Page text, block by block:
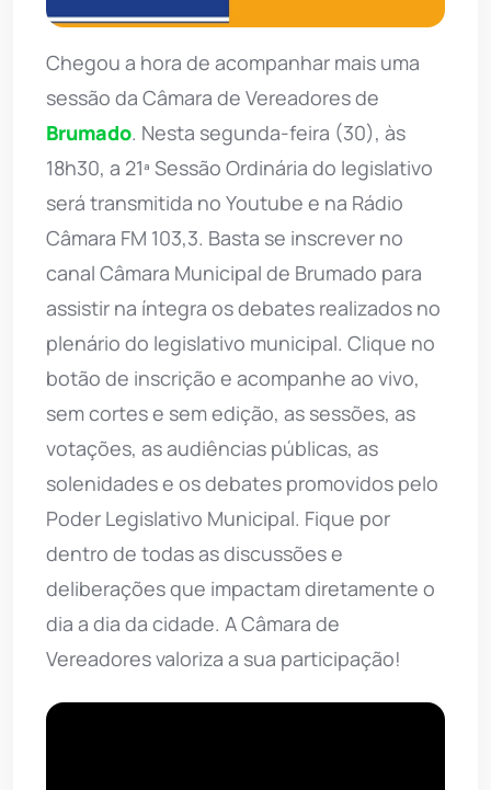
Chegou a hora de acompanhar mais uma
sessão da Câmara de Vereadores de
Brumado. Nesta segunda-feira (30), às
18h30, a 21ª Sessão Ordinária do legislativo
será transmitida no Youtube e na Rádio
Câmara FM 103,3. Basta se inscrever no
canal Câmara Municipal de Brumado para
assistir na íntegra os debates realizados no
plenário do legislativo municipal. Clique no
botão de inscrição e acompanhe ao vivo,
sem cortes e sem edição, as sessões, as
votações, as audiências públicas, as
solenidades e os debates promovidos pelo
Poder Legislativo Municipal. Fique por
dentro de todas as discussões e
deliberações que impactam diretamente o
dia a dia da cidade. A Câmara de
Vereadores valoriza a sua participação!